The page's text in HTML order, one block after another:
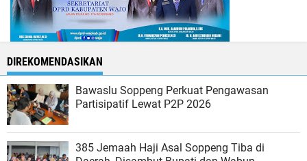
DIREKOMENDASIKAN
Bawaslu Soppeng Perkuat Pengawasan
Partisipatif Lewat P2P 2026
385 Jemaah Haji Asal Soppeng Tiba di